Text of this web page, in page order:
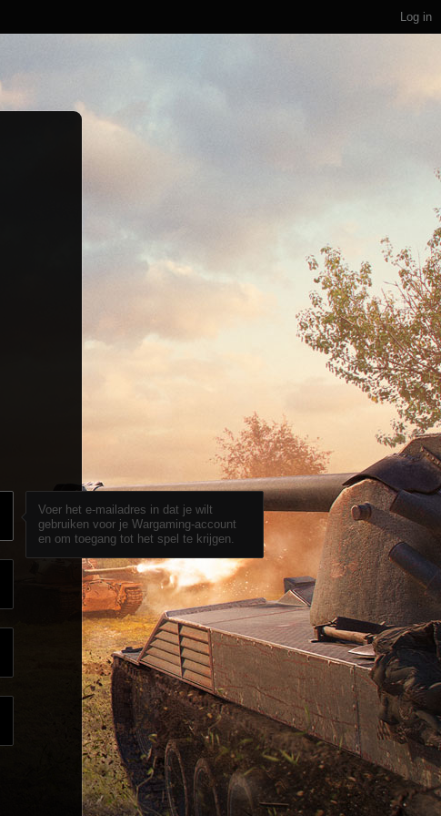
Log in
Voer het e-mailadres in dat je wilt
gebruiken voor je Wargaming-account
en om toegang tot het spel te krijgen.